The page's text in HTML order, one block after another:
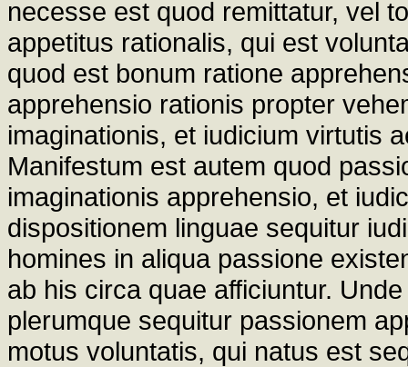
necesse est quod remittatur, vel
appetitus rationalis, qui est
quod est bonum ratione
apprehensio rationis propter
imaginationis, et iudicium virtutis
Manifestum est autem quod
imaginationis apprehensio, et
dispositionem linguae sequitur
homines in aliqua passione
ab his circa quae afficiuntur.
plerumque sequitur passionem
motus voluntatis, qui natus est